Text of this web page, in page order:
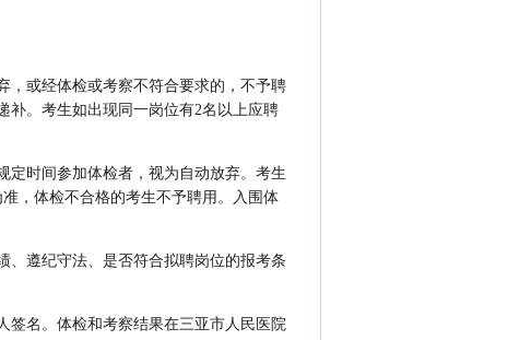
，或经体检或考察不符合要求的，不予聘
补。考生如出现同一岗位有2名以上应聘
定时间参加体检者，视为自动放弃。考生
，体检不合格的考生不予聘用。入围体
、遵纪守法、是否符合拟聘岗位的报考条
签名。体检和考察结果在三亚市人民医院